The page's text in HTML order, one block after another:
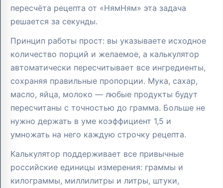
пересчёта рецепта от «НямНям» эта задача
решается за секунды.
Принцип работы прост: вы указываете исходное
количество порций и желаемое, а калькулятор
автоматически пересчитывает все ингредиенты,
сохраняя правильные пропорции. Мука, сахар,
масло, яйца, молоко — любые продукты будут
пересчитаны с точностью до грамма. Больше не
нужно держать в уме коэффициент 1,5 и
умножать на него каждую строчку рецепта.
Калькулятор поддерживает все привычные
российские единицы измерения: граммы и
килограммы, миллилитры и литры, штуки,